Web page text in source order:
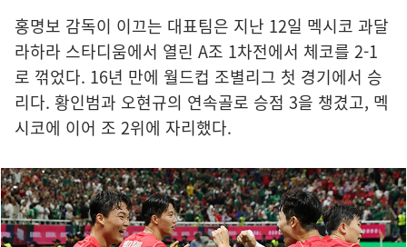
홍명보 감독이 이끄는 대표팀은 지난 12일 멕시코 과달
라하라 스타디움에서 열린 A조 1차전에서 체코를 2-1
로 꺾었다. 16년 만에 월드컵 조별리그 첫 경기에서 승
리다. 황인범과 오현규의 연속골로 승점 3을 챙겼고, 멕
시코에 이어 조 2위에 자리했다.